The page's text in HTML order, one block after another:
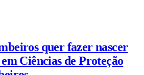
quer fazer nascer
Ciências de Proteção